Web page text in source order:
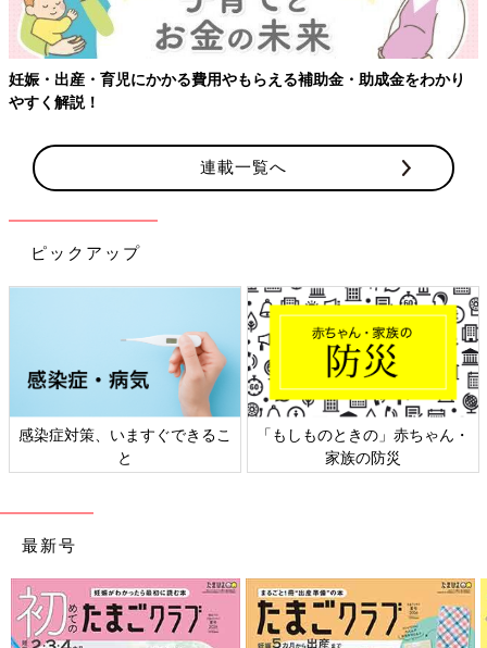
妊娠・出産・育児にかかる費用やもらえる補助金・助成金をわかり
やすく解説！
連載一覧へ
ピックアップ
感染症対策、いますぐできるこ
と
「もしものときの」赤ちゃん・
家族の防災
最新号